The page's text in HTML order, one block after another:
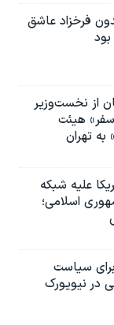
فرخزاد عاشق
از نخست‌وزیر
هیئت
تهران
علیه شبکه
اسلامی؛
سیاست
در نیویورک